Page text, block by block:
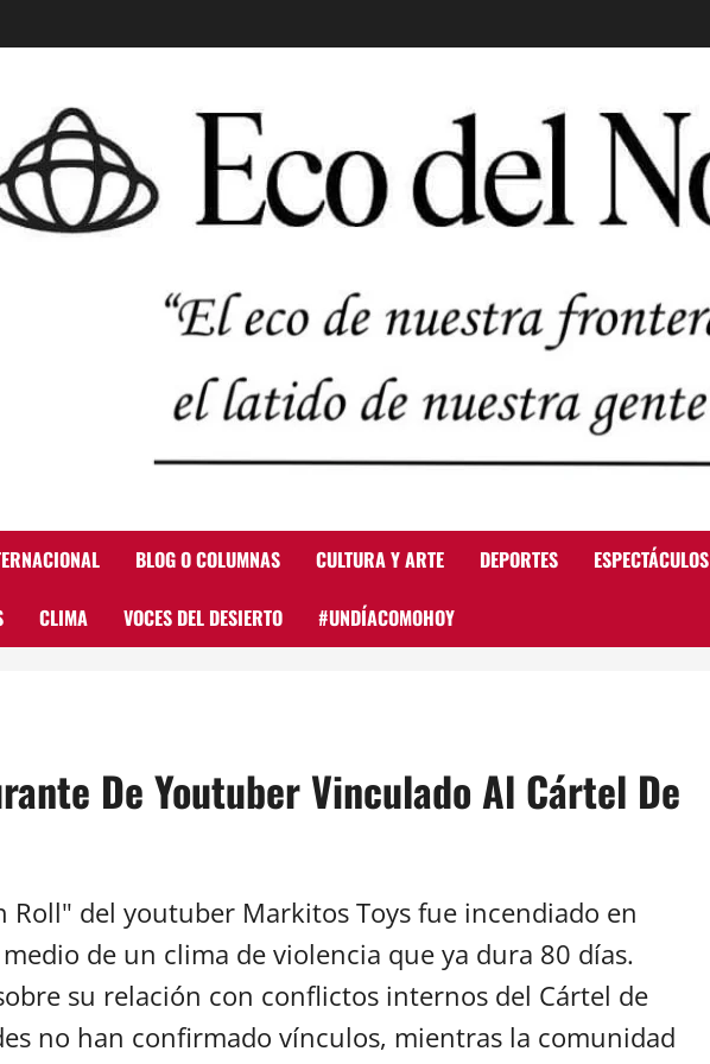
BLOG O COLUMNAS CULTURA Y ARTE DEPORTES ESPECTÁCULOS
CLIMA VOCES DEL DESIERTO #UNDÍACOMOHOY
De Youtuber Vinculado Al Cártel De
Roll" del youtuber Markitos Toys fue incendiado en
de un clima de violencia que ya dura 80 días.
su relación con conflictos internos del Cártel de
no han confirmado vínculos, mientras la comunidad